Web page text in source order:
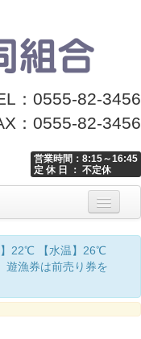
：0555-82-3456
：0555-82-3456
営業時間：8:15～16:45
定 休 日 ： 不定休
】22℃ 【水温】26℃
遊漁券は前売り券を